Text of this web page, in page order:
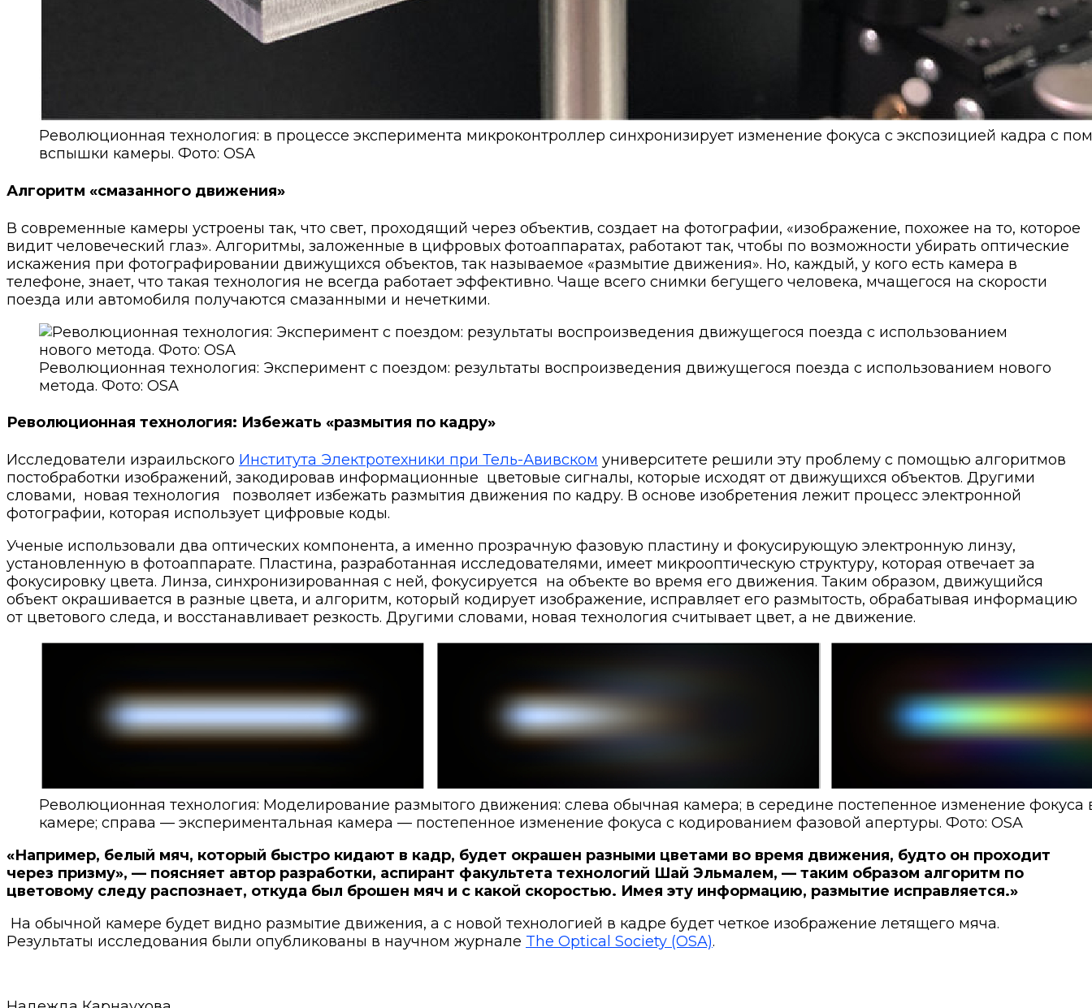
Революционная технология: в процессе эксперимента микроконтроллер синхронизирует изменение фокуса с экспозицией кадра с
вспышки камеры. Фото: OSA
Алгоритм «смазанного движения»
В современные камеры устроены так, что свет, проходящий через объектив, создает на фотографии, «изображение, похожее на то, которое
видит человеческий глаз». Алгоритмы, заложенные в цифровых фотоаппаратах, работают так, чтобы по возможности убирать оптические
искажения при фотографировании движущихся объектов, так называемое «размытие движения». Но, каждый, у кого есть камера в
телефоне, знает, что такая технология не всегда работает эффективно. Чаще всего снимки бегущего человека, мчащегося на скорости
поезда или автомобиля получаются смазанными и нечеткими.
Революционная технология: Эксперимент с поездом: результаты воспроизведения движущегося поезда с использованием нового
метода. Фото: OSA
Революционная технология: Избежать «размытия по кадру»
Исследователи израильского Института Электротехники при Тель-Авивском университете решили эту проблему с помощью алгоритмов
постобработки изображений, закодировав информационные цветовые сигналы, которые исходят от движущихся объектов. Другими
словами, новая технология
позволяет избежать размытия движения по кадру. В основе изобретения лежит процесс электронной
фотографии, которая использует цифровые коды.
Ученые использовали два оптических компонента, а именно прозрачную фазовую пластину и фокусирующую электронную линзу,
установленную в фотоаппарате. Пластина, разработанная исследователями, имеет микрооптическую структуру, которая отвечает за
фокусировку цвета. Линза, синхронизированная с ней, фокусируется на объекте во время его движения. Таким образом, движущийся
объект окрашивается в разные цвета, и алгоритм, который кодирует изображение, исправляет его размытость, обрабатывая информацию
от цветового следа, и восстанавливает резкость. Другими словами, новая технология считывает цвет, а не движение.
Революционная технология: Моделирование размытого движения: слева обычная камера; в середине постепенное изменение фокуса
камере; справа — экспериментальная камера — постепенное изменение фокуса с кодированием фазовой апертуры. Фото: OSA
«Например, белый мяч, который быстро кидают в кадр, будет окрашен разными цветами во время движения, будто он проходит
через призму», — поясняет автор разработки, аспирант факультета технологий Шай Эльмалем, — таким образом алгоритм по
цветовому следу распознает, откуда был брошен мяч и с какой скоростью. Имея эту информацию, размытие исправляется.»
На обычной камере будет видно размытие движения, а с новой технологией в кадре будет четкое изображение летящего мяча.
Результаты исследования были опубликованы в научном журнале The Optical Society (OSA).